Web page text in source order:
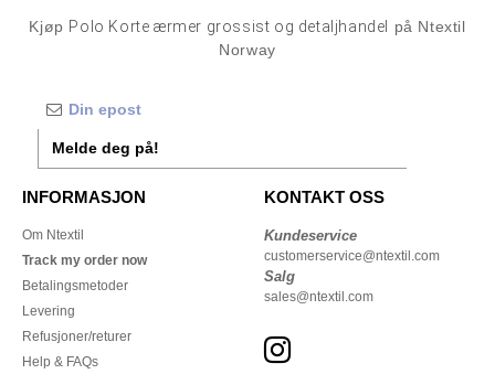
Kjøp Polo Korte ærmer grossist og detaljhandel
på Ntextil
Norway
Melde deg på!
INFORMASJON
Om Ntextil
Track my order now
Betalingsmetoder
Levering
Refusjoner/returer
Help & FAQs
KONTAKT OSS
Kundeservice
customerservice@ntextil.com
Salg
sales@ntextil.com